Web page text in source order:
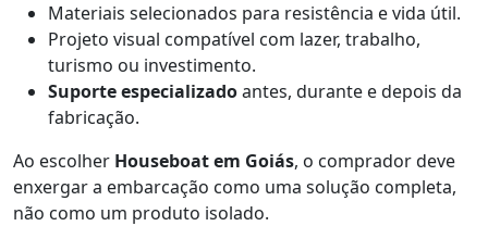
Materiais selecionados para resistência e vida útil.
Projeto visual compatível com lazer, trabalho,
turismo ou investimento.
Suporte especializadoantes, durante e depois da
fabricação.
Ao escolher Houseboat em Goiás, o comprador deve
enxergar a embarcação como uma solução completa,
não como um produto isolado.